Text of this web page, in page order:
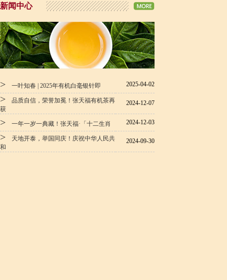
新闻中心
> 一叶知春 | 2025年有机白毫银针即 2025-04-02
> 品质自信，荣誉加冕！张天福有机茶再
获
2024-12-07
> 一年一岁一典藏！张天福·「十二生肖 2024-12-03
> 天地开泰，举国同庆！庆祝中华人民共
和
2024-09-30